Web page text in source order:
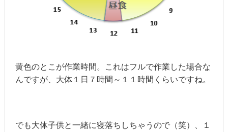
黄色のとこが作業時間。これはフルで作業した場合な
んですが、大体１日７時間～１１時間くらいですね。
でも大体子供と一緒に寝落ちしちゃうので（笑）、１